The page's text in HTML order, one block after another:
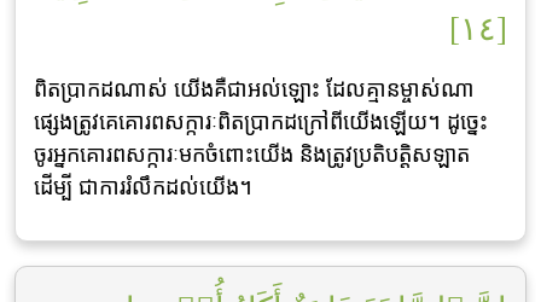
[١٤]
ពិតប្រាកដណាស់ យើងគឺជាអល់ឡោះ ដែលគ្មានម្ចាស់ណា
ផេ្សងត្រូវគេគោរពសក្ការៈពិតប្រាកដក្រៅពីយើងឡើយ។ ដូចេ្នះ
ចូរអ្នកគោរពសក្ការៈមកចំពោះយើង និងត្រូវប្រតិបត្ដិសឡាត
ដើម្បី ជាការរំលឹកដល់យើង។